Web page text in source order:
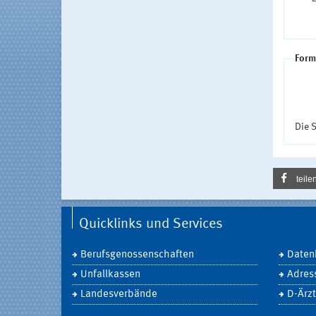
Die
Quicklinks und Services
Berufsgenossenschaften
Unfallkassen
Landesverbände
D-